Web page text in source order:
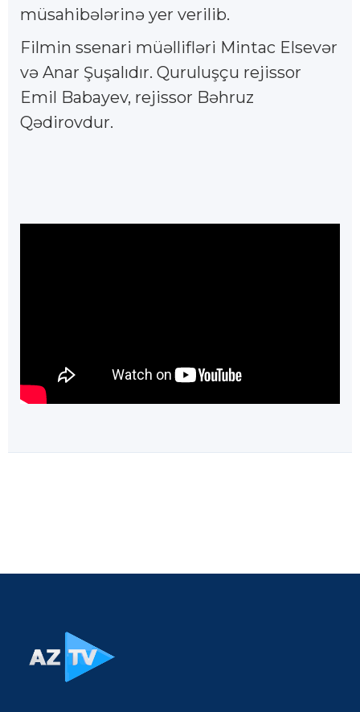
müsahibələrinə yer verilib.
Filmin ssenari müəllifləri Mintac Elsevər
və Anar Şuşalıdır. Quruluşçu rejissor
Emil Babayev, rejissor Bəhruz
Qədirovdur.